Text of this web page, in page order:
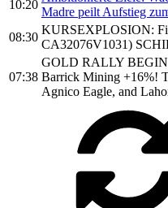
10:20
Madre peilt Aufstieg
08:30
KURSEXPLOSION:
CA32076V1031)
07:38
GOLD RALLY
Barrick Mining +16%!
Agnico Eagle, and